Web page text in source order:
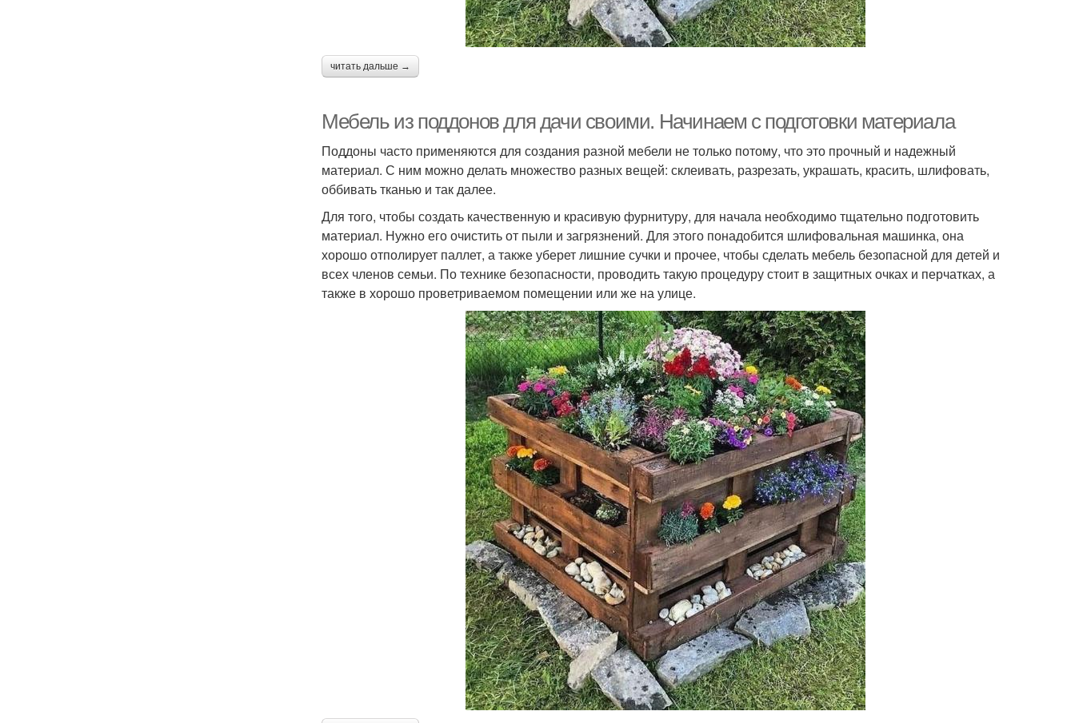
читать дальше →
Мебель из поддонов для дачи своими. Начинаем с подготовки материала
Поддоны часто применяются для создания разной мебели не только потому, что это прочный и надежный
материал. С ним можно делать множество разных вещей: склеивать, разрезать, украшать, красить, шлифовать,
оббивать тканью и так далее.
Для того, чтобы создать качественную и красивую фурнитуру, для начала необходимо тщательно подготовить
материал. Нужно его очистить от пыли и загрязнений. Для этого понадобится шлифовальная машинка, она
хорошо отполирует паллет, а также уберет лишние сучки и прочее, чтобы сделать мебель безопасной для детей и
всех членов семьи. По технике безопасности, проводить такую процедуру стоит в защитных очках и перчатках, а
также в хорошо проветриваемом помещении или же на улице.